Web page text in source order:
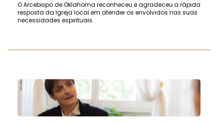
O Arcebispo de Oklahoma reconheceu e agradeceu a rápida
resposta da Igreja local em atender os envolvidos nas suas
necessidades espirituais.